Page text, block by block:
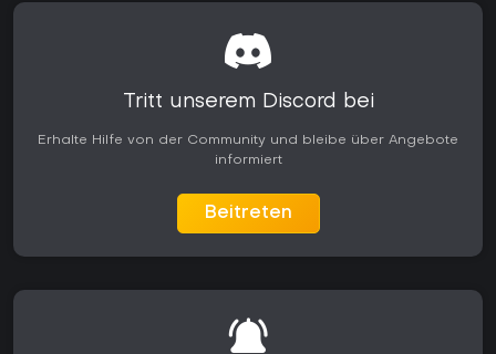
Tritt unserem Discord bei
Erhalte Hilfe von der Community und bleibe über Angebote
informiert
Beitreten